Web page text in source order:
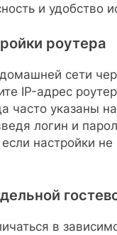
и удобство
роутера
сети
IP-адрес
часто указаны
логин и
настройки
в